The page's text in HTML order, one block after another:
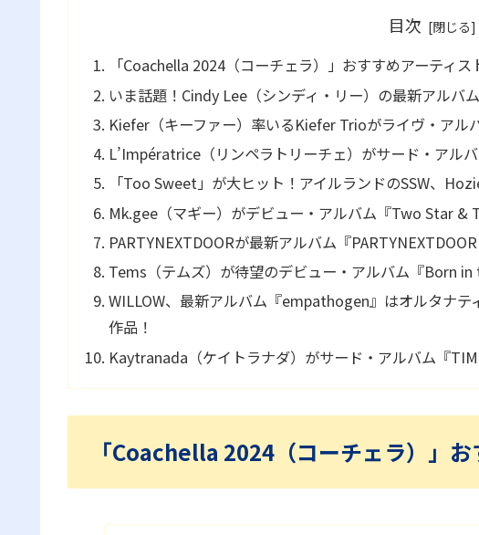
目次
「Coachella 2024（コーチェラ）」おすすめアーティス
いま話題！Cindy Lee（シンディ・リー）の最新アルバ
Kiefer（キーファー）率いるKiefer Trioがライヴ・アル
L’Impératrice（リンペラトリーチェ）がサード・アル
「Too Sweet」が大ヒット！アイルランドのSSW、
Mk.gee（マギー）がデビュー・アルバム『Two Star &
PARTYNEXTDOORが最新アルバム『
Tems（テムズ）が待望のデビュー・アルバム『Born in
WILLOW、最新アルバム『empathogen』はオルタナ
作品！
Kaytranada（ケイトラナダ）がサード・アルバム『
「Coachella 2024（コーチェラ）」